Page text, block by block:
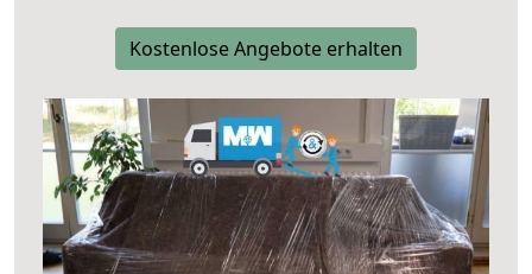
Kostenlose Angebote erhalten